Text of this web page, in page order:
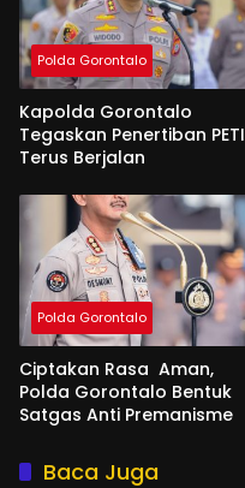
Polda Gorontalo
Kapolda Gorontalo
Tegaskan Penertiban PETI
Terus Berjalan
Polda Gorontalo
Ciptakan Rasa Aman,
Polda Gorontalo Bentuk
Satgas Anti Premanisme
Baca Juga